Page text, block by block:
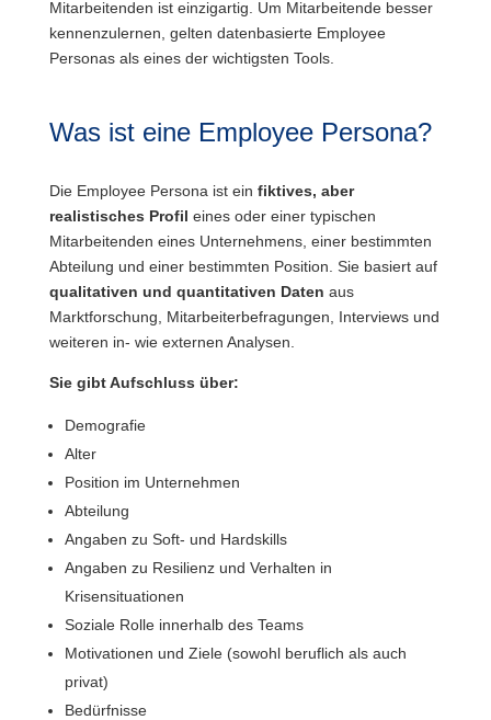
Mitarbeitenden ist einzigartig. Um Mitarbeitende besser
kennenzulernen, gelten datenbasierte Employee
Personas als eines der wichtigsten Tools.
Was ist eine Employee Persona?
Die Employee Persona ist ein fiktives, aber
realistisches Profil eines oder einer typischen
Mitarbeitenden eines Unternehmens, einer bestimmten
Abteilung und einer bestimmten Position. Sie basiert auf
qualitativen und quantitativen Daten aus
Marktforschung, Mitarbeiterbefragungen, Interviews und
weiteren in- wie externen Analysen.
Sie gibt Aufschluss über:
Demografie
Alter
Position im Unternehmen
Abteilung
Angaben zu Soft- und Hardskills
Angaben zu Resilienz und Verhalten in
Krisensituationen
Soziale Rolle innerhalb des Teams
Motivationen und Ziele (sowohl beruflich als auch
privat)
Bedürfnisse